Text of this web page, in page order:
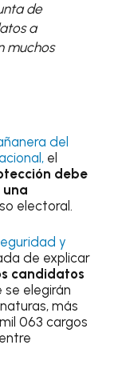
de
a
muchos
del
el
debe
una
electoral.
y
de explicar
candidatos
se elegirán
más
063 cargos